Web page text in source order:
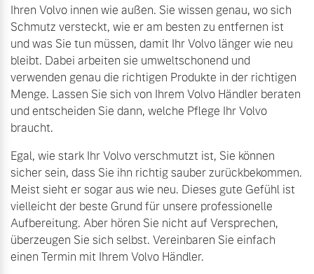
Ihren Volvo innen wie außen. Sie wissen genau, wo sich
Schmutz versteckt, wie er am besten zu entfernen ist
und was Sie tun müssen, damit Ihr Volvo länger wie neu
bleibt. Dabei arbeiten sie umweltschonend und
verwenden genau die richtigen Produkte in der richtigen
Menge. Lassen Sie sich von Ihrem Volvo Händler beraten
und entscheiden Sie dann, welche Pflege Ihr Volvo
braucht.
Egal, wie stark Ihr Volvo verschmutzt ist, Sie können
sicher sein, dass Sie ihn richtig sauber zurückbekommen.
Meist sieht er sogar aus wie neu. Dieses gute Gefühl ist
vielleicht der beste Grund für unsere professionelle
Aufbereitung. Aber hören Sie nicht auf Versprechen,
überzeugen Sie sich selbst. Vereinbaren Sie einfach
einen Termin mit Ihrem Volvo Händler.